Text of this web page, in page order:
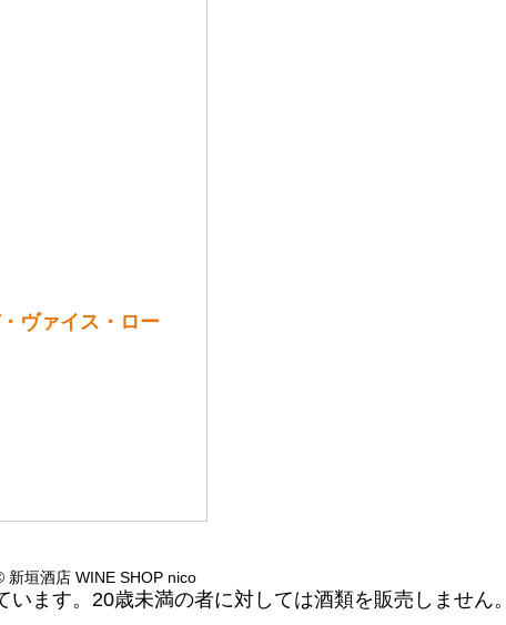
ヴァイス・ロー
新垣酒店 WINE SHOP nico
ます。20歳未満の者に対しては酒類を販売しません